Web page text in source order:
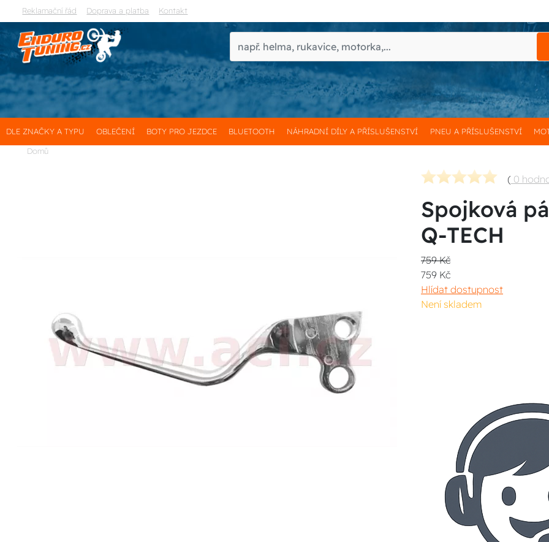
Reklamační řád Doprava a platba Kontakt
DLE ZNAČKY A TYPU OBLEČENÍ BOTY PRO JEZDCE BLUETOOTH NÁHRADNÍ DÍLY A PŘÍSLUŠENSTVÍ PNEU A PŘÍSLUŠENSTVÍ
Domů
( 0
Spojková
Q-TECH
759 Kč
759 Kč
Hlídat dostupnost
Není skladem